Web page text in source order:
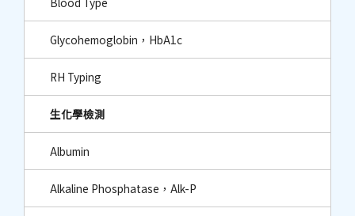
Glycohemoglobin，HbA1c
RH Typing
生化學檢測
Albumin
Alkaline Phosphatase，Alk-P